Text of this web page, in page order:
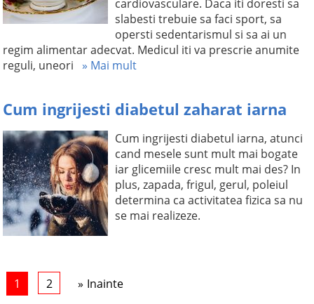
cardiovasculare. Daca iti doresti sa
slabesti trebuie sa faci sport, sa
opersti sedentarismul si sa ai un
regim alimentar adecvat. Medicul iti va prescrie anumite
reguli, uneori » Mai mult
Cum ingrijesti diabetul zaharat iarna
Cum ingrijesti diabetul iarna, atunci
cand mesele sunt mult mai bogate
iar glicemiile cresc mult mai des? In
plus, zapada, frigul, gerul, poleiul
determina ca activitatea fizica sa nu
se mai realizeze.
1 2 Inainte